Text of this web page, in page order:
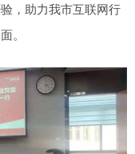
，助力我市互联网行
。